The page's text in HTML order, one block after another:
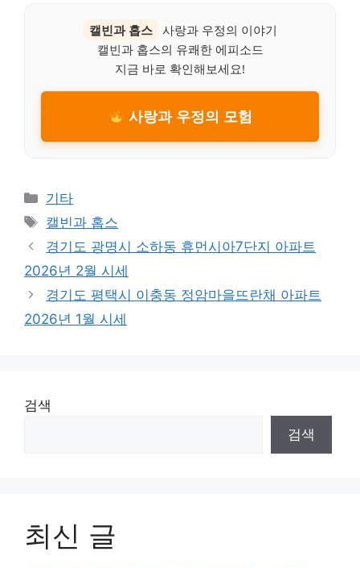
캘빈과 홉스 사랑과 우정의 이야기
캘빈과 홉스의 유쾌한 에피소드
지금 바로 확인해보세요!
사랑과 우정의 모험
Categories
기타
Tags
캘빈과 홉스
경기도 광명시 소하동 휴먼시아7단지 아파트
2026년 2월 시세
경기도 평택시 이충동 정암마을뜨란채 아파트
2026년 1월 시세
검색
검색
최신 글